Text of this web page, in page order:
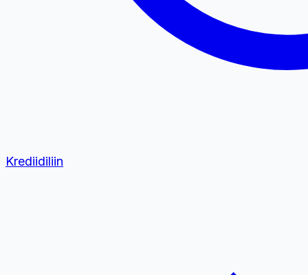
Krediidiliin